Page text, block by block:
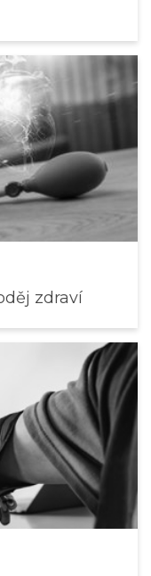
zdraví